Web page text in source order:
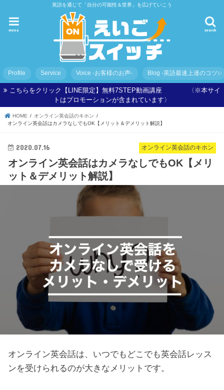
英語を通じて「自分の可能性＆世界」を広げていこう
search
menu
Profile Service Voice -お客様のお声- Blog -英語最速上達のコツ-
こちらをクリック【LINE限定】無料7STEP動画講座 〈※本サイ
トはプロモーションが含まれています〉
HOME
オンライン英会話のキホン
オンライン英会話はカメラなしでもOK【メリット＆デメリット解説】
オンライン英会話のキホン
2020.07.16
オンライン英会話はカメラなしでもOK【メリ
ット＆デメリット解説】
オンライン英会話は、いつでもどこでも英会話レッス
ンを受けられるのが大きなメリットです。